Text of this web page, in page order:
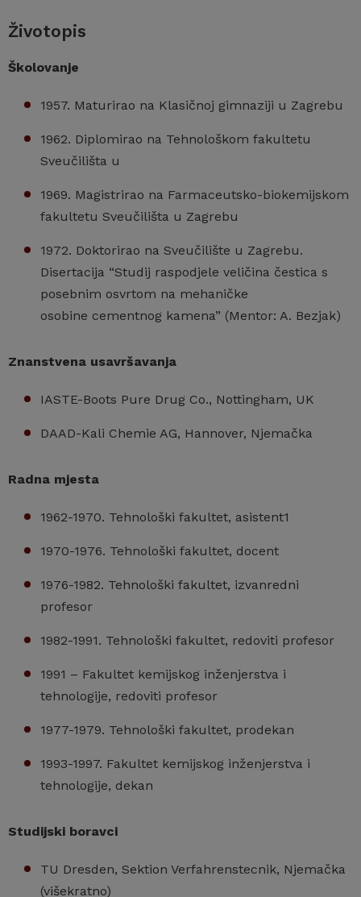
Životopis
Školovanje
1957. Maturirao na Klasičnoj gimnaziji u Zagrebu
1962. Diplomirao na Tehnološkom fakultetu
Sveučilišta u
1969. Magistrirao na Farmaceutsko-biokemijskom
fakultetu Sveučilišta u Zagrebu
1972. Doktorirao na Sveučilište u Zagrebu.
Disertacija “Studij raspodjele veličina čestica s
posebnim osvrtom na mehaničke
osobine cementnog kamena” (Mentor: A. Bezjak)
Znanstvena usavršavanja
IASTE-Boots Pure Drug Co., Nottingham, UK
DAAD-Kali Chemie AG, Hannover, Njemačka
Radna mjesta
1962-1970. Tehnološki fakultet, asistent1
1970-1976. Tehnološki fakultet, docent
1976-1982. Tehnološki fakultet, izvanredni
profesor
1982-1991. Tehnološki fakultet, redoviti profesor
1991 – Fakultet kemijskog inženjerstva i
tehnologije, redoviti profesor
1977-1979. Tehnološki fakultet, prodekan
1993-1997. Fakultet kemijskog inženjerstva i
tehnologije, dekan
Studijski boravci
TU Dresden, Sektion Verfahrenstecnik, Njemačka
(višekratno)